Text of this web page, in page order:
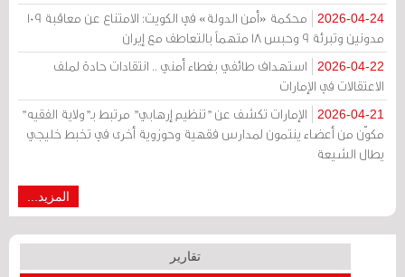
2026-04-24
محكمة «أمن الدولة» في الكويت: الامتناع عن معاقبة 109
مدونين وتبرئة 9 وحبس 18 متهماً بالتعاطف مع إيران
2026-04-22
استهداف طائفي بغطاء أمني .. انتقادات حادة لملف
الاعتقالات في الإمارات
2026-04-21
الإمارات تكشف عن "تنظيم إرهابي" مرتبط بـ"ولاية الفقيه"
مكوّن من أعضاء ينتمون لمدارس فقهية وحوزوية أخرى في تخبط خليجي
يطال الشيعة
المزيد...
تقارير